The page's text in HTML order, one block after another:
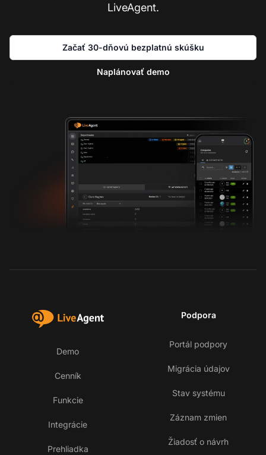
LiveAgent.
Začať 30-dňovú bezplatnú skúšku
Naplánovať demo
Demo
Cenník
Funkcie
Integrácie
Prehliadka
Podpora
Portál podpory
Migrácia údajov
Stav systému
Záznam zmien
Žiadosť o návrh